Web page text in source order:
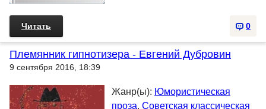
0
Читать
Племянник гипнотизера - Евгений Дубровин
9 сентября 2016, 18:39
Жанр(ы): Юмористическая
проза, Советская классическая